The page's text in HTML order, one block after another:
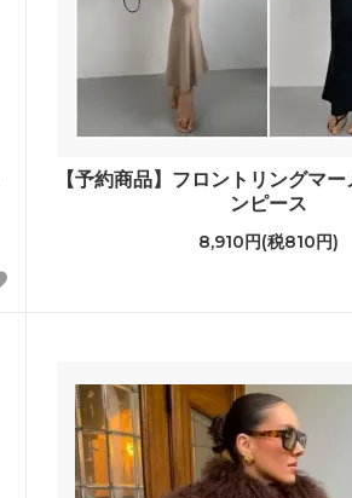
【予約商品】フロントリングマ
ンピース
8,910円(税810円)